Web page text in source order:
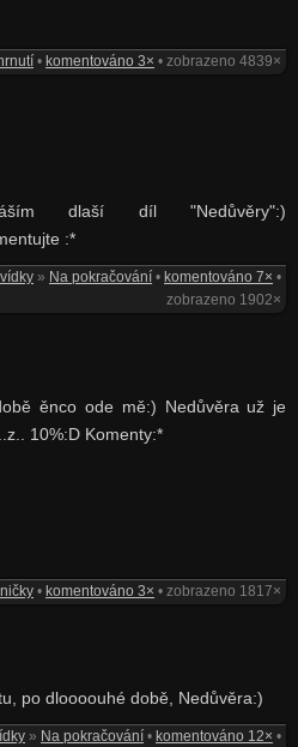
• komentováno 3× • zobrazeno 4839×
dlaší díl "Nedůvěry":)
:*
» Na pokračování • komentováno 7× •
zobrazeno 1902×
ěnco ode mě:) Nedůvěra už je
10%:D Komenty:*
• komentováno 3× • zobrazeno 1817×
po dloooouhé době, Nedůvěra:)
» Na pokračování • komentováno 12× •